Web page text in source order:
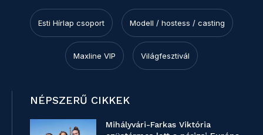
Esti Hírlap csoport Modell / hostess / casting
Maxline VIP Világfesztivál
NÉPSZERŰ CIKKEK
Mihályvári-Farkas Viktória